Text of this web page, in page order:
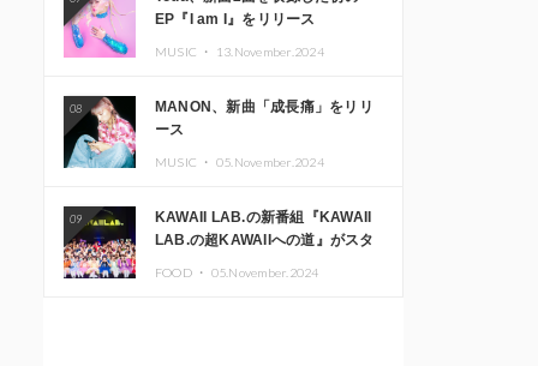
EP『I am I』をリリース
MUSIC ・ 13.November.2024
08
MANON、新曲「成長痛」をリリ
ース
MUSIC ・ 05.November.2024
09
KAWAII LAB.の新番組『KAWAII
LAB.の超KAWAIIへの道』がスタ
FOOD ・ 05.November.2024